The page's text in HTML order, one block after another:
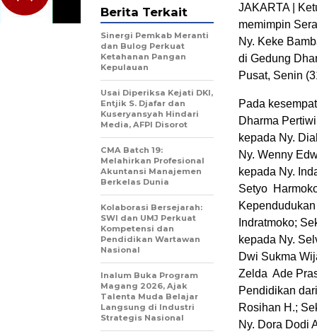
JAKARTA |
memimpin
Ny. Keke
di Gedung
Pusat, Senin
Pada
Dharma
kepada Ny.
Ny. Wenny
kepada Ny.
Setyo
Indratmoko;
kepada Ny.
Dwi Sukma
Zelda Ade
Pendidikan
Rosihan H.;
Ny. Dora Dodi
Berita Terkait
Sinergi Pemkab Meranti
dan Bulog Perkuat
Ketahanan Pangan
Kepulauan
Usai Diperiksa Kejati DKI,
Entjik S. Djafar dan
Kuseryansyah Hindari
Media, AFPI Disorot
CMA Batch 19:
Melahirkan Profesional
Akuntansi Manajemen
Berkelas Dunia
Kolaborasi Bersejarah:
SWI dan UMJ Perkuat
Kompetensi dan
Pendidikan Wartawan
Nasional
Inalum Buka Program
Magang 2026, Ajak
Talenta Muda Belajar
Langsung di Industri
Strategis Nasional